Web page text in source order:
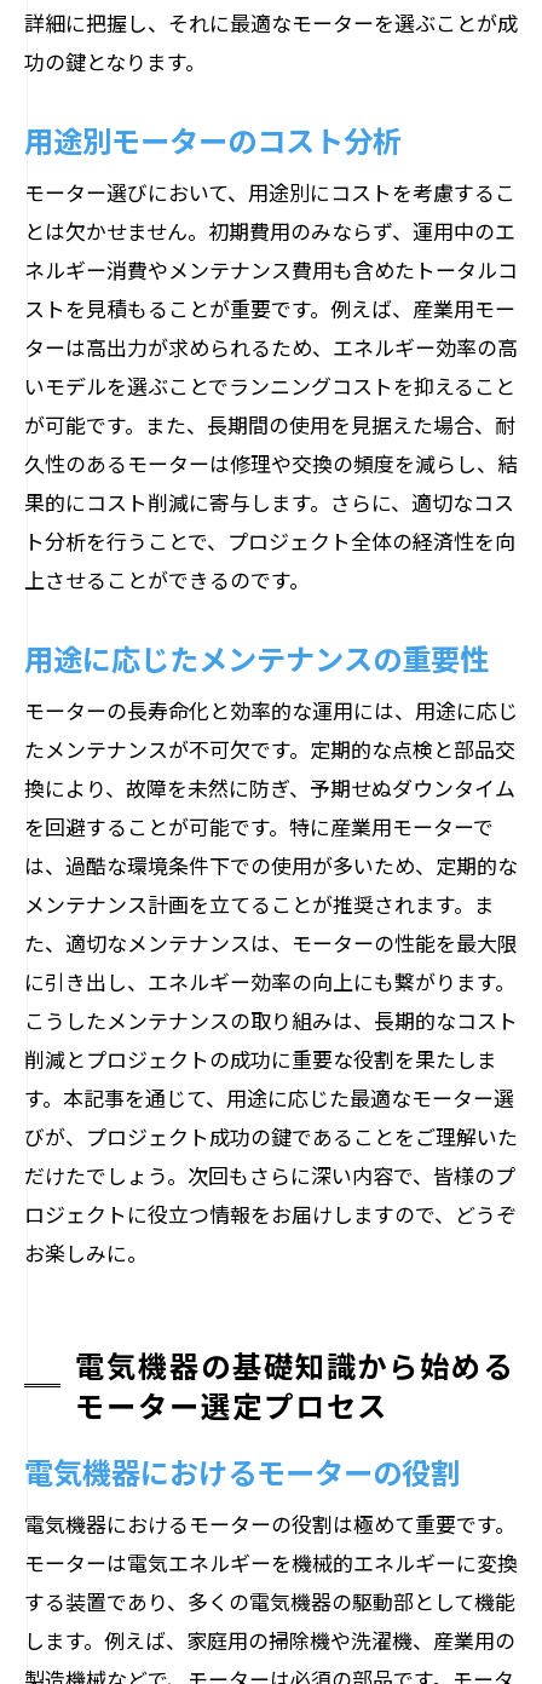
詳細に把握し、それに最適なモーターを選ぶことが成
功の鍵となります。
用途別モーターのコスト分析
モーター選びにおいて、用途別にコストを考慮するこ
とは欠かせません。初期費用のみならず、運用中のエ
ネルギー消費やメンテナンス費用も含めたトータルコ
ストを見積もることが重要です。例えば、産業用モー
ターは高出力が求められるため、エネルギー効率の高
いモデルを選ぶことでランニングコストを抑えること
が可能です。また、長期間の使用を見据えた場合、耐
久性のあるモーターは修理や交換の頻度を減らし、結
果的にコスト削減に寄与します。さらに、適切なコス
ト分析を行うことで、プロジェクト全体の経済性を向
上させることができるのです。
用途に応じたメンテナンスの重要性
モーターの長寿命化と効率的な運用には、用途に応じ
たメンテナンスが不可欠です。定期的な点検と部品交
換により、故障を未然に防ぎ、予期せぬダウンタイム
を回避することが可能です。特に産業用モーターで
は、過酷な環境条件下での使用が多いため、定期的な
メンテナンス計画を立てることが推奨されます。ま
た、適切なメンテナンスは、モーターの性能を最大限
に引き出し、エネルギー効率の向上にも繋がります。
こうしたメンテナンスの取り組みは、長期的なコスト
削減とプロジェクトの成功に重要な役割を果たしま
す。本記事を通じて、用途に応じた最適なモーター選
びが、プロジェクト成功の鍵であることをご理解いた
だけたでしょう。次回もさらに深い内容で、皆様のプ
ロジェクトに役立つ情報をお届けしますので、どうぞ
お楽しみに。
電気機器の基礎知識から始める
モーター選定プロセス
電気機器におけるモーターの役割
電気機器におけるモーターの役割は極めて重要です。
モーターは電気エネルギーを機械的エネルギーに変換
する装置であり、多くの電気機器の駆動部として機能
します。例えば、家庭用の掃除機や洗濯機、産業用の